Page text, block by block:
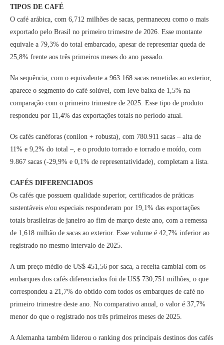
TIPOS DE CAFÉ
O café arábica, com 6,712 milhões de sacas, permaneceu como o mais
exportado pelo Brasil no primeiro trimestre de 2026. Esse montante
equivale a 79,3% do total embarcado, apesar de representar queda de
25,8% frente aos três primeiros meses do ano passado.
Na sequência, com o equivalente a 963.168 sacas remetidas ao exterior,
aparece o segmento do café solúvel, com leve baixa de 1,5% na
comparação com o primeiro trimestre de 2025. Esse tipo de produto
respondeu por 11,4% das exportações totais no período atual.
Os cafés canéforas (conilon + robusta), com 780.911 sacas – alta de
11% e 9,2% do total –, e o produto torrado e torrado e moído, com
9.867 sacas (-29,9% e 0,1% de representatividade), completam a lista.
CAFÉS DIFERENCIADOS
Os cafés que possuem qualidade superior, certificados de práticas
sustentáveis e/ou especiais responderam por 19,1% das exportações
totais brasileiras de janeiro ao fim de março deste ano, com a remessa
de 1,618 milhão de sacas ao exterior. Esse volume é 42,7% inferior ao
registrado no mesmo intervalo de 2025.
A um preço médio de US$ 451,56 por saca, a receita cambial com os
embarques dos cafés diferenciados foi de US$ 730,751 milhões, o que
correspondeu a 21,7% do obtido com todos os embarques de café no
primeiro trimestre deste ano. No comparativo anual, o valor é 37,7%
menor do que o registrado nos três primeiros meses de 2025.
A Alemanha também liderou o ranking dos principais destinos dos cafés